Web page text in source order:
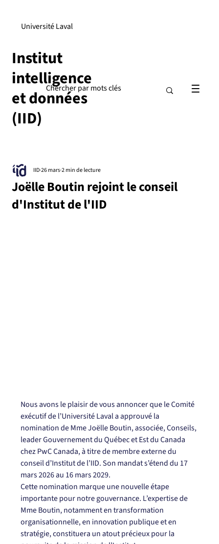
Institut
intelligence
et données
(IID)
Université Laval
Joëlle Boutin rejoint le conseil
d'Institut de l'IID
IID26 mars2 min de lecture
Nous avons le plaisir de vous annoncer que le Comité
exécutif de l’Université Laval a approuvé la
nomination de Mme Joëlle Boutin, associée, Conseils,
leader Gouvernement du Québec et Est du Canada
chez PwC Canada, à titre de membre externe du
conseil d’Institut de l’IID. Son mandat s’étend du 17
mars 2026 au 16 mars 2029.
Cette nomination marque une nouvelle étape
importante pour notre gouvernance. L’expertise de
Mme Boutin, notamment en transformation
organisationnelle, en innovation publique et en
stratégie, constituera un atout précieux pour la